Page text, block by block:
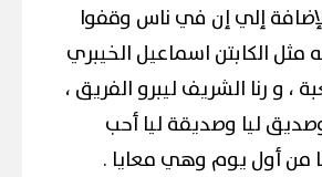
إلي إن في ناس وقفوا
مثل الكابتن اسماعيل الخيبري
، و رنا الشريف ليبرو الفريق ،
ليا وصديقة ليا أحب
من أول يوم وهي معايا .